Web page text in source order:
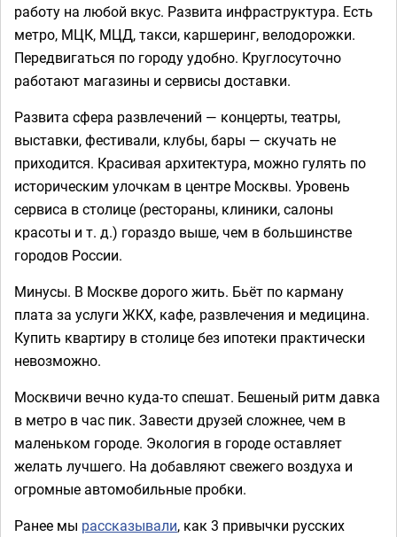
работу на любой вкус. Развита инфраструктура. Есть
метро, МЦК, МЦД, такси, каршеринг, велодорожки.
Передвигаться по городу удобно. Круглосуточно
работают магазины и сервисы доставки.
Развита сфера развлечений — концерты, театры,
выставки, фестивали, клубы, бары — скучать не
приходится. Красивая архитектура, можно гулять по
историческим улочкам в центре Москвы. Уровень
сервиса в столице (рестораны, клиники, салоны
красоты и т. д.) гораздо выше, чем в большинстве
городов России.
Минусы. В Москве дорого жить. Бьёт по карману
плата за услуги ЖКХ, кафе, развлечения и медицина.
Купить квартиру в столице без ипотеки практически
невозможно.
Москвичи вечно куда-то спешат. Бешеный ритм давка
в метро в час пик. Завести друзей сложнее, чем в
маленьком городе. Экология в городе оставляет
желать лучшего. На добавляют свежего воздуха и
огромные автомобильные пробки.
Ранее мы рассказывали, как 3 привычки русских